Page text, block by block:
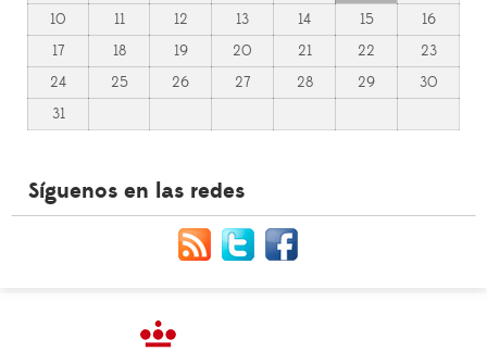
10
11 12 13 14 15
16
17
18 19 20 21 22
23
24
25 26 27 28 29
30
31
Síguenos en las redes